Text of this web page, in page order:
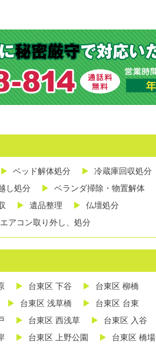
ベッド解体処分
冷蔵庫回収処分
し処分
ベランダ掃除・物置解体
遺品整理
仏壇処分
エアコン取り外し、処分
台東区 下谷
台東区 柳橋
台東区 浅草橋
台東区 台東
台東区 西浅草
台東区 入谷
台東区 上野公園
台東区 橋場